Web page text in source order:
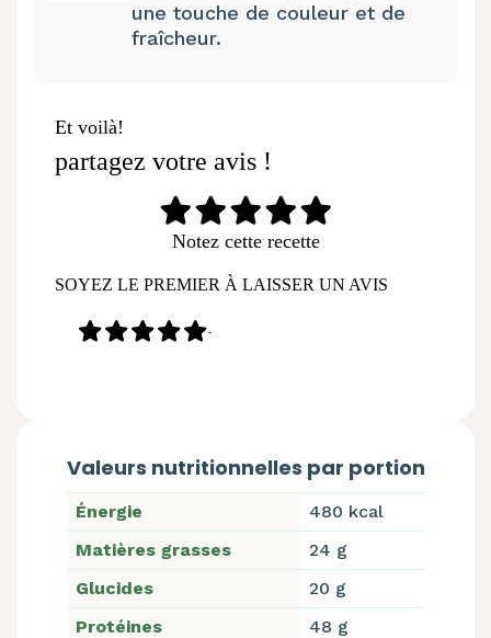
une touche de couleur et de
fraîcheur.
Et voilà!
partagez votre avis !
Notez cette recette
SOYEZ LE PREMIER À LAISSER UN AVIS
-
Valeurs nutritionnelles par portion
Énergie
480 kcal
Matières grasses
24 g
Glucides
20 g
Protéines
48 g